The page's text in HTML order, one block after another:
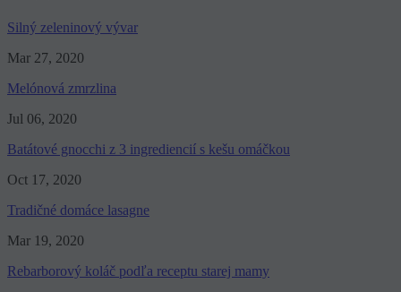
Silný zeleninový vývar
Mar 27, 2020
Melónová zmrzlina
Jul 06, 2020
Batátové gnocchi z 3 ingrediencií s kešu omáčkou
Oct 17, 2020
Tradičné domáce lasagne
Mar 19, 2020
Rebarborový koláč podľa receptu starej mamy